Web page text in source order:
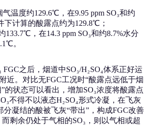
温度约129.6℃，在9.95 ppm SO₃和约
下计算的酸露点约为129.8℃；
133.7℃，在14.3 ppm SO₃和约8.7%水分
。
之后，烟道中SO₃/H₂SO₄体系正好运
近。对比无FGC工况时“酸露点远低于烟
的状态可以看出，增加SO₃浓度将酸露点
不得不以液态H₂SO₄形式冷凝，在飞灰
凝结的酸被飞灰“带出”，构成FGC改善
剩余仍处于气相的SO₃，则以气相或超